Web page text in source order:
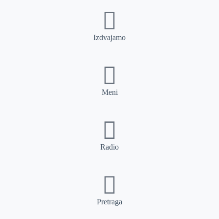
Izdvajamo
Meni
Radio
Pretraga